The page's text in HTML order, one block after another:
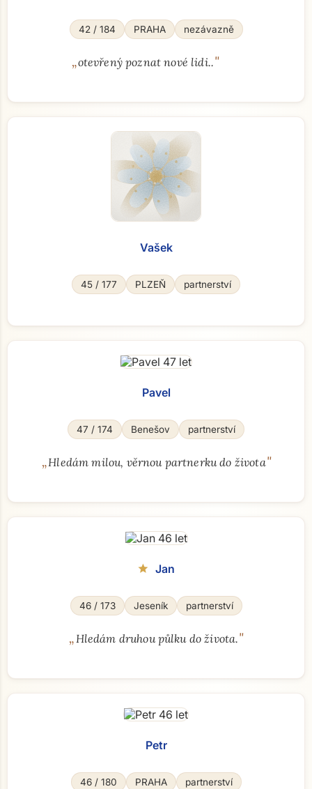
42 / 184 PRAHA nezávazně
„otevřený poznat nové lidi.."
Vašek
45 / 177 PLZEŇ partnerství
Pavel
47 / 174 Benešov partnerství
„Hledám milou, věrnou partnerku do života"
star Jan
46 / 173 Jeseník partnerství
„Hledám druhou půlku do života."
Petr
46 / 180 PRAHA partnerství